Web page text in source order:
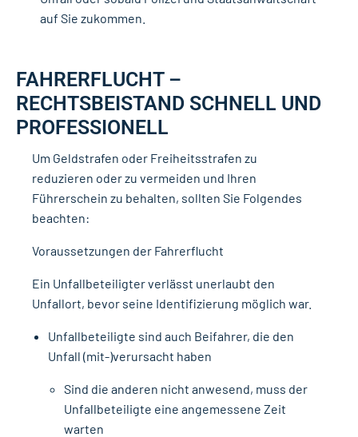
auf Sie zukommen.
FAHRERFLUCHT –
RECHTSBEISTAND SCHNELL UND
PROFESSIONELL
Um Geldstrafen oder Freiheitsstrafen zu
reduzieren oder zu vermeiden und Ihren
Führerschein zu behalten, sollten Sie Folgendes
beachten:
Voraussetzungen der Fahrerflucht
Ein Unfallbeteiligter verlässt unerlaubt den
Unfallort, bevor seine Identifizierung möglich war.
Unfallbeteiligte sind auch Beifahrer, die den
Unfall (mit-)verursacht haben
Sind die anderen nicht anwesend, muss der
Unfallbeteiligte eine angemessene Zeit
warten